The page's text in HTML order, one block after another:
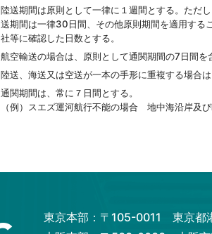
陸送期間は原則として一律に１週間とする。ただ
送期間は一律30日間、その他原則期間を適用する
社等に確認した日数とする。
航空輸送の場合は、原則として通関期間の7日間を
陸送、海送又は空送が一本の手形に重複する場合
通関期間は、常に７日間とする。
（例）スエズ運河航行不能の場合 地中海沿岸及
東京本部：〒105-0011 東京都